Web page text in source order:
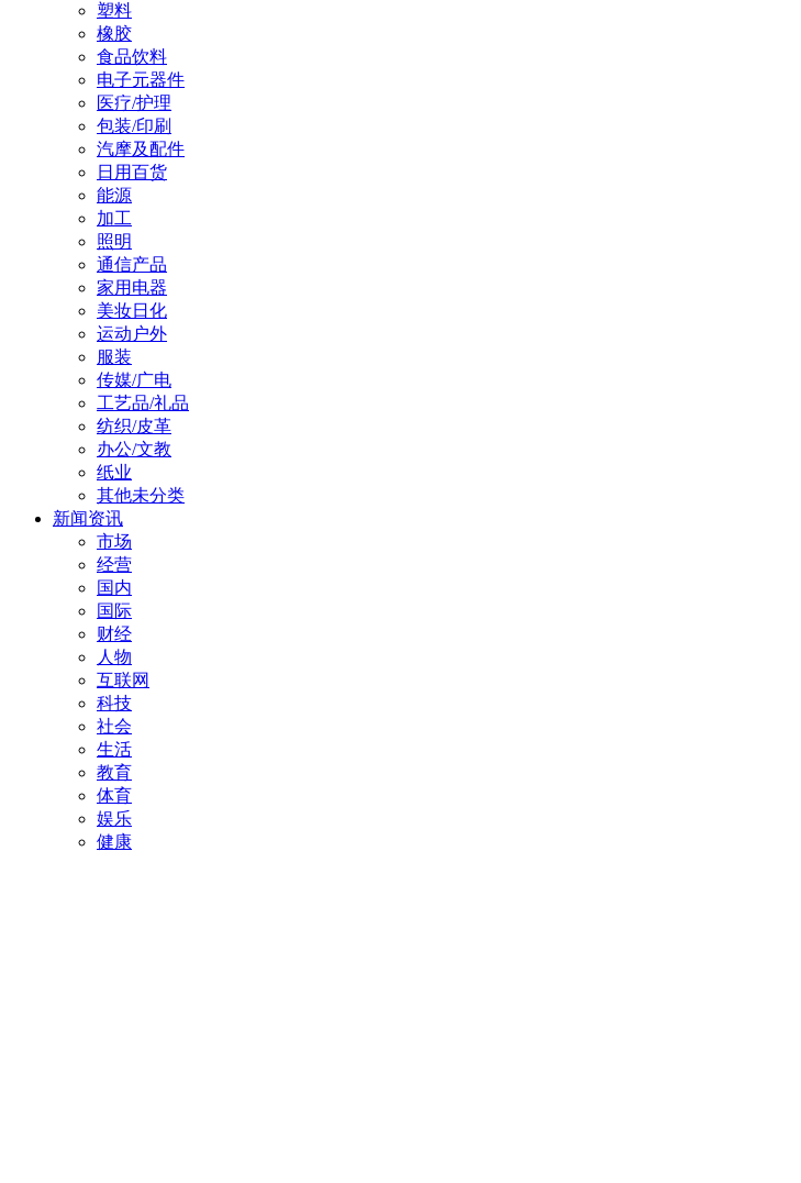
塑料
橡胶
食品饮料
电子元器件
医疗/护理
包装/印刷
汽摩及配件
日用百货
能源
加工
照明
通信产品
家用电器
美妆日化
运动户外
服装
传媒/广电
工艺品/礼品
纺织/皮革
办公/文教
纸业
其他未分类
新闻资讯
市场
经营
国内
国际
财经
人物
互联网
科技
社会
生活
教育
体育
娱乐
健康